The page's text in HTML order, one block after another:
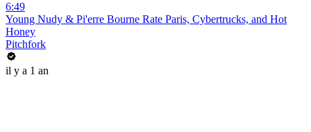
6:49
Young Nudy & Pi'erre Bourne Rate Paris, Cybertrucks, and Hot
Honey
Pitchfork
il y a 1 an